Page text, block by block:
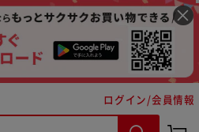
ログイン/会員情報